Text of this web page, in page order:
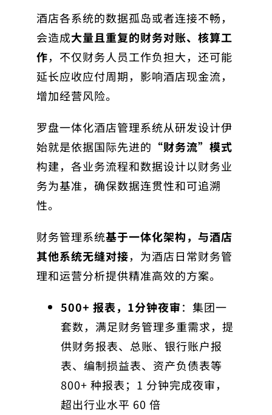
酒店各系统的数据孤岛或者连接不畅，
会造成大量且重复的财务对账、核算工
作，不仅财务人员工作负担大，还可能
延长应收应付周期，影响酒店现金流，
增加经营风险。
罗盘一体化酒店管理系统从研发设计伊
始就是依据国际先进的 “财务流”模式
构建，各业务流程和数据设计以财务业
务为基准，确保数据连贯性和可追溯
性。
财务管理系统基于一体化架构，与酒店
其他系统无缝对接，为酒店日常财务管
理和运营分析提供精准高效的方案。
500+ 报表，1分钟夜审：集团一
套数，满足财务管理多重需求，提
供财务报表、总账、银行账户报
表、编制损益表、资产负债表等
800+ 种报表；1 分钟完成夜审，
超出行业水平 60 倍